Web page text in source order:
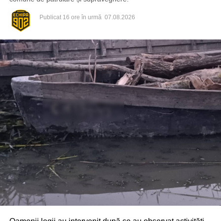
Din fericire, nimeni nu a avut de suferit, iar reprezentanții
comunității au mulțumit atât pompierilor din Drochia, cât și
localnicilor care au intervenit prompt și au contribuit la
limitarea pagubelor.
Publicat 16 ore în urmă 07.08.2026